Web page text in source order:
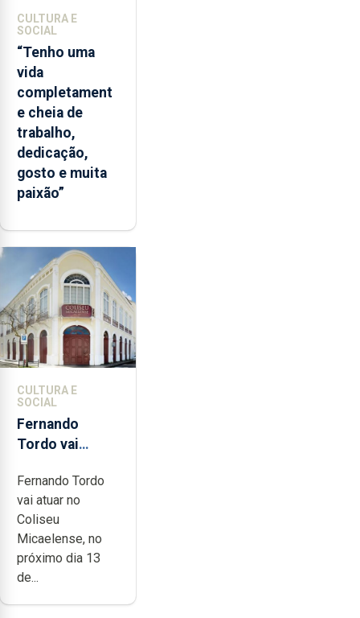
CULTURA E
SOCIAL
“Tenho uma
vida
completament
e cheia de
trabalho,
dedicação,
gosto e muita
paixão”
CULTURA E
SOCIAL
Fernando
Tordo vai
anos de
carreira no
Coliseu
Micaelense
Fernando Tordo
vai atuar no
Coliseu
Micaelense, no
próximo dia 13
de...